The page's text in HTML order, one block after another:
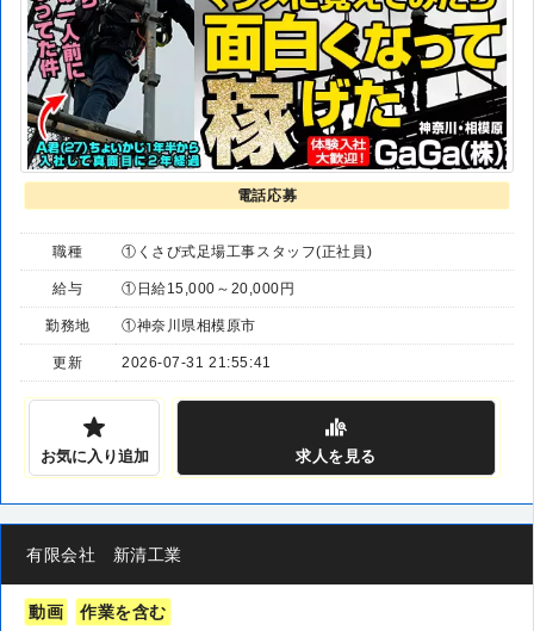
電話応募
職種 ①くさび式足場工事スタッフ(正社員)
給与 ①日給15,000～20,000円
勤務地 ①神奈川県相模原市
更新 2026-07-31 21:55:41
お気に入り追加 求人を見る
有限会社 新清工業
動画
作業を含む